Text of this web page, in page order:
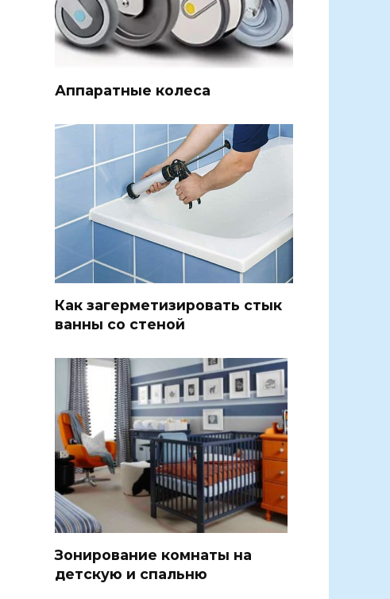
Аппаратные колеса
Как загерметизировать стык
ванны со стеной
Зонирование комнаты на
детскую и спальню